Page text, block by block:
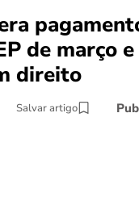
de março
direito
Salvar artigo